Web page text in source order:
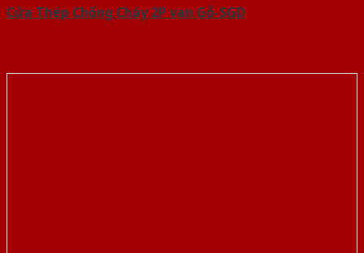
Cửa Thép Chống Cháy 2P van Gỗ-SGD